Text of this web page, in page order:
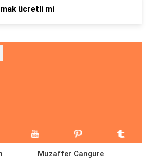
ücretli mi
Muzaffer Cangure